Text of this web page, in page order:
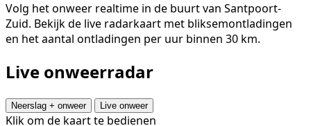
Volg het onweer realtime in de buurt van Santpoort-
Zuid. Bekijk de live radarkaart met bliksemontladingen
en het aantal ontladingen per uur binnen 30 km.
Live onweerradar
Neerslag + onweer Live onweer
Klik om de kaart te bedienen